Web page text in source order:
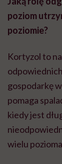
poziom
poziomie?
Kortyzol to
gospodarkę
pomaga
kiedy jest
wielu